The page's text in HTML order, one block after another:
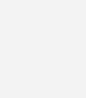
der neuesten